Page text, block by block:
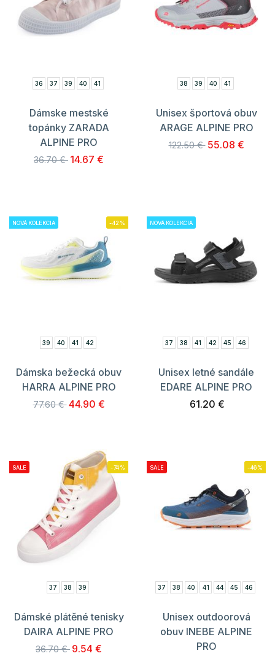
36 37 39 40 41
Dámske mestské
topánky ZARADA
ALPINE PRO
36.70 € 14.67 €
38 39 40 41
Unisex športová obuv
ARAGE ALPINE PRO
122.50 € 55.08 €
NOVÁ KOLEKCIA -42%
39 40 41 42
Dámska bežecká obuv
HARRA ALPINE PRO
77.60 € 44.90 €
NOVÁ KOLEKCIA
37 38 41 42 45 46
Unisex letné sandále
EDARE ALPINE PRO
61.20 €
SALE -74%
37 38 39
Dámské plátěné tenisky
DAIRA ALPINE PRO
36.70 € 9.54 €
SALE -46%
37 38 40 41 44 45 46
Unisex outdoorová
obuv INEBE ALPINE
PRO